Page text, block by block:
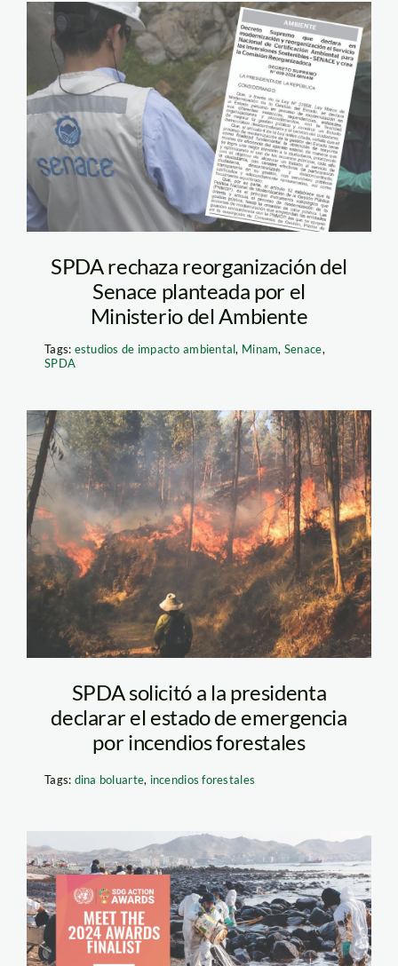
senace—decreto-
supremo—
reorganizacion
SPDA rechaza reorganización del
Senace planteada por el
Ministerio del Ambiente
Tags: estudios de impacto ambiental, Minam, Senace,
SPDA
incendio forestal –
andina
SPDA solicitó a la presidenta
declarar el estado de emergencia
por incendios forestales
Tags: dina boluarte, incendios forestales
premio ods onu – spda